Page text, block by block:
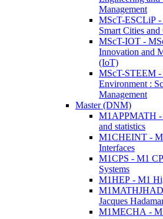
Management
MScT-ESCLiP
Smart Cities
MScT-IOT -
Innovation and
(IoT)
MScT-STEEM
Environment :
Management
Master (DNM)
M1APPMATH -
and statistics
M1CHEINT -
Interfaces
M1CPS - M1
Systems
M1HEP - M1
Jacques
M1MECHA -